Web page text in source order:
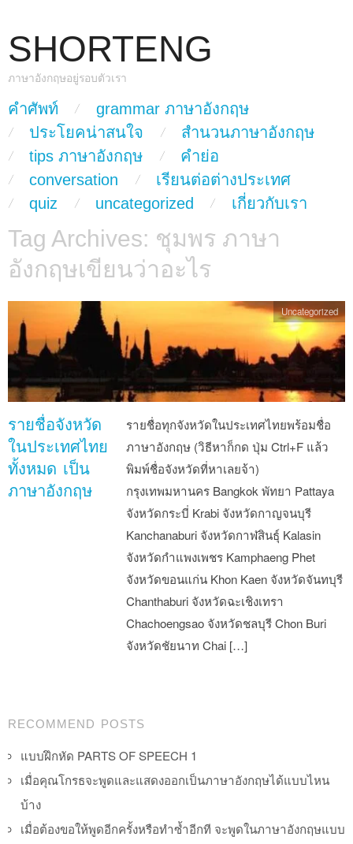
SHORTENG
ภาษาอังกฤษอยู่รอบตัวเรา
Main Menu
skip to content
คำศัพท์
grammar ภาษาอังกฤษ
ประโยคน่าสนใจ
สำนวนภาษาอังกฤษ
tips ภาษาอังกฤษ
คำย่อ
conversation
เรียนต่อต่างประเทศ
quiz
uncategorized เกี่ยวกับเรา
Tag Archives: ชุมพร ภาษา
อังกฤษเขียนว่าอะไร
รายชื่อจังหวัด
ในประเทศไทย
ทั้งหมด เป็น
ภาษาอังกฤษ
รายชื่อทุกจังหวัดในประเทศไทยพร้อมชื่อ
ภาษาอังกฤษ (วิธีหาก็กด ปุ่ม Ctrl+F แล้ว
พิมพ์ชื่อจังหวัดที่หาเลยจ้า)
กรุงเทพมหานคร Bangkok พัทยา Pattaya
จังหวัดกระบี่ Krabi จังหวัดกาญจนบุรี
Kanchanaburi จังหวัดกาฬสินธุ์ Kalasin
จังหวัดกำแพงเพชร Kamphaeng Phet
จังหวัดขอนแก่น Khon Kaen จังหวัดจันทบุรี
Chanthaburi จังหวัดฉะเชิงเทรา
Chachoengsao จังหวัดชลบุรี Chon Buri
จังหวัดชัยนาท Chai […]
Uncategorized
Post navigation
RECOMMEND POSTS
แบบฝึกหัด PARTS OF SPEECH 1
เมื่อคุณโกรธจะพูดและแสดงออกเป็นภาษาอังกฤษได้แบบไหน
บ้าง
เมื่อต้องขอให้พูดอีกครั้งหรือทำซ้ำอีกที จะพูดในภาษาอังกฤษแบบ